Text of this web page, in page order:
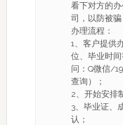
看下对方的
司，以防被骗
办理流程：
1、客户提供
位、毕业时
问：Q微信/
查询）；
2、开始安排
3、毕业证、
认；